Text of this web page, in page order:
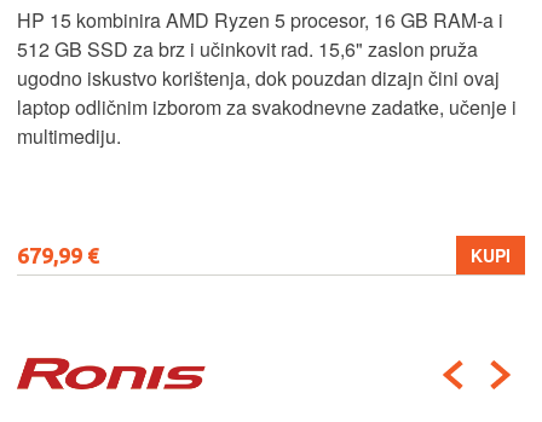
HP 15 kombinira AMD Ryzen 5 procesor, 16 GB RAM-a i
512 GB SSD za brz i učinkovit rad. 15,6" zaslon pruža
ugodno iskustvo korištenja, dok pouzdan dizajn čini ovaj
laptop odličnim izborom za svakodnevne zadatke, učenje i
multimediju.
679,99 € KUPI